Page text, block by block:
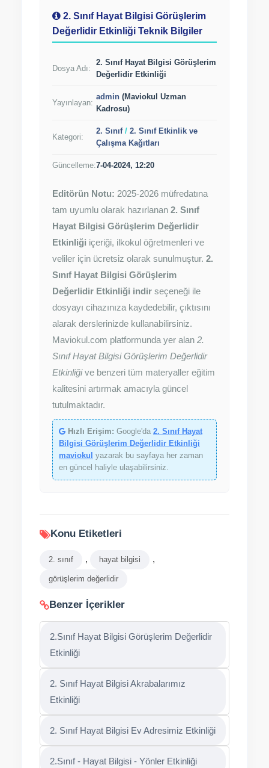
2. Sınıf Hayat Bilgisi Görüşlerim
Değerlidir Etkinliği Teknik Bilgiler
Dosya Adı:
2. Sınıf Hayat Bilgisi Görüşlerim
Değerlidir Etkinliği
Yayınlayan:
admin (Maviokul Uzman
Kadrosu)
Kategori:
2. Sınıf/ 2. Sınıf Etkinlik ve
Çalışma Kağıtları
Güncelleme:7-04-2024, 12:20
Editörün Notu: 2025-2026 müfredatına
tam uyumlu olarak hazırlanan 2. Sınıf
Hayat Bilgisi Görüşlerim Değerlidir
Etkinliği içeriği, ilkokul öğretmenleri ve
veliler için ücretsiz olarak sunulmuştur. 2.
Sınıf Hayat Bilgisi Görüşlerim
Değerlidir Etkinliği indir seçeneği ile
dosyayı cihazınıza kaydedebilir, çıktısını
alarak derslerinizde kullanabilirsiniz.
Maviokul.com platformunda yer alan 2.
Sınıf Hayat Bilgisi Görüşlerim Değerlidir
Etkinliğive benzeri tüm materyaller eğitim
kalitesini artırmak amacıyla güncel
tutulmaktadır.
Hızlı Erişim: Google'da 2. Sınıf Hayat
Bilgisi Görüşlerim Değerlidir Etkinliği
maviokul yazarak bu sayfaya her zaman
en güncel haliyle ulaşabilirsiniz.
Konu Etiketleri
2. sınıf , hayat bilgisi ,
görüşlerim değerlidir
Benzer İçerikler
2.Sınıf Hayat Bilgisi Görüşlerim Değerlidir
Etkinliği
2. Sınıf Hayat Bilgisi Akrabalarımız
Etkinliği
2. Sınıf Hayat Bilgisi Ev Adresimiz Etkinliği
2.Sınıf - Hayat Bilgisi - Yönler Etkinliği